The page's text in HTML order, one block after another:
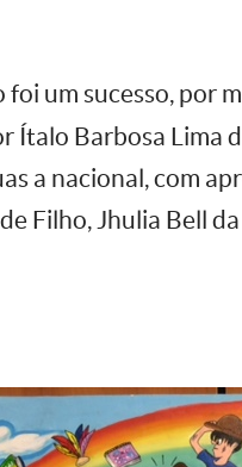
um sucesso, por
Ítalo Barbosa Lima
a nacional, com
Filho, Jhulia Bell